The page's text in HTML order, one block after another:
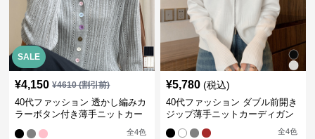
SALE
¥4,150 ¥4610(割引前)
40代ファッション 透かし編みカ
ラーボタン付き薄手ニットカー
全4色
¥5,780 (税込)
40代ファッション ダブル前開き
ジップ薄手ニットカーディガン
全4色